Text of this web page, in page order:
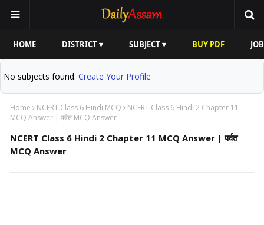
HOME DISTRICT ▾ SUBJECT ▾ BUY PDF
No subjects found. Create Your Profile
Home NCERT Class 6 Hindi MCQ
NCERT Class 6 Hindi 2 Chapter 11
MCQ Answer | पर्वत MCQ Answer
NCERT Class 6 Hindi 2 Chapter 11 MCQ Answer | पर्वत
MCQ Answer